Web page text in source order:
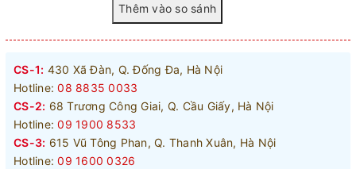
CS-1: 430 Xã Đàn, Q. Đống Đa, Hà Nội
Hotline: 08 8835 0033
CS-2: 68 Trương Công Giai, Q. Cầu Giấy, Hà Nội
Hotline: 09 1900 8533
CS-3: 615 Vũ Tông Phan, Q. Thanh Xuân, Hà Nội
Hotline: 09 1600 0326